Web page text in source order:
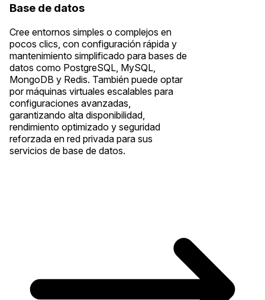
Base de datos
Cree entornos simples o complejos en
pocos clics, con configuración rápida y
mantenimiento simplificado para bases de
datos como PostgreSQL, MySQL,
MongoDB y Redis. También puede optar
por máquinas virtuales escalables para
configuraciones avanzadas,
garantizando alta disponibilidad,
rendimiento optimizado y seguridad
reforzada en red privada para sus
servicios de base de datos.